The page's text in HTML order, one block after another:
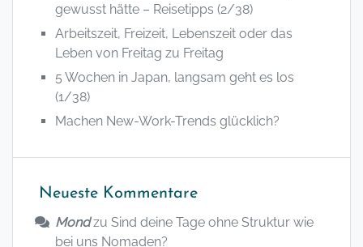
gewusst hätte – Reisetipps (2/38)
Arbeitszeit, Freizeit, Lebenszeit oder das
Leben von Freitag zu Freitag
5 Wochen in Japan, langsam geht es los
(1/38)
Machen New-Work-Trends glücklich?
Neueste Kommentare
Mondzu Sind deine Tage ohne Struktur wie
bei uns Nomaden?